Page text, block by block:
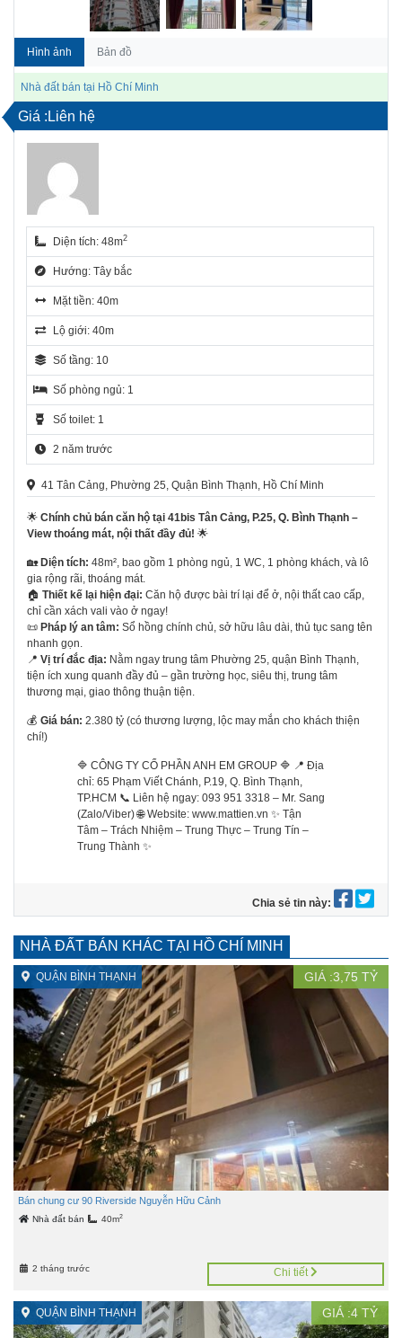
Hình ảnh Bản đồ
Nhà đất bán tại Hồ Chí Minh
Giá :Liên hệ
Diện tích: 48m2
Hướng: Tây bắc
Mặt tiền: 40m
Lộ giới: 40m
Số tầng: 10
Số phòng ngủ: 1
Số toilet: 1
2 năm trước
41 Tân Cảng, Phường 25, Quận Bình Thạnh, Hồ Chí Minh
🌟 Chính chủ bán căn hộ tại 41bis Tân Cảng, P.25, Q. Bình Thạnh –
View thoáng mát, nội thất đầy đủ! 🌟
🏡 Diện tích: 48m², bao gồm 1 phòng ngủ, 1 WC, 1 phòng khách, và lô
gia rộng rãi, thoáng mát.
🏠 Thiết kế lại hiện đại: Căn hộ được bài trí lại để ở, nội thất cao cấp,
chỉ cần xách vali vào ở ngay!
📜 Pháp lý an tâm: Sổ hồng chính chủ, sở hữu lâu dài, thủ tục sang tên
nhanh gọn.
📍 Vị trí đắc địa: Nằm ngay trung tâm Phường 25, quận Bình Thạnh,
tiện ích xung quanh đầy đủ – gần trường học, siêu thị, trung tâm
thương mại, giao thông thuận tiện.
💰 Giá bán: 2.380 tỷ (có thương lượng, lộc may mắn cho khách thiện
chí!)
🔷 CÔNG TY CỔ PHẦN ANH EM GROUP 🔷 📍 Địa
chỉ: 65 Phạm Viết Chánh, P.19, Q. Bình Thạnh,
TP.HCM 📞 Liên hệ ngay: 093 951 3318 – Mr. Sang
(Zalo/Viber) 🌐 Website: www.mattien.vn ✨ Tận
Tâm – Trách Nhiệm – Trung Thực – Trung Tín –
Trung Thành ✨
Chia sẻ tin này:
NHÀ ĐẤT BÁN KHÁC TẠI HỒ CHÍ MINH
QUẬN BÌNH THẠNH GIÁ :3,75 TỶ
Bán chung cư 90 Riverside Nguyễn Hữu Cảnh
Nhà đất bán 40m2
2 tháng trước Chi tiết
QUẬN BÌNH THẠNH GIÁ :4 TỶ